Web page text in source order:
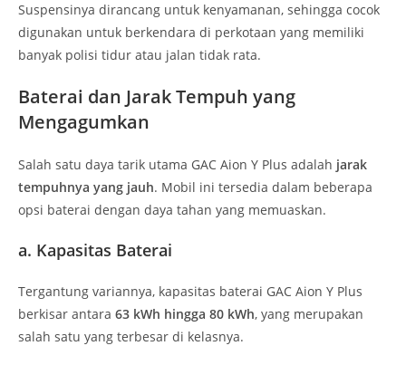
Suspensinya dirancang untuk kenyamanan, sehingga cocok
digunakan untuk berkendara di perkotaan yang memiliki
banyak polisi tidur atau jalan tidak rata.
Baterai dan Jarak Tempuh yang
Mengagumkan
Salah satu daya tarik utama GAC Aion Y Plus adalah jarak
tempuhnya yang jauh. Mobil ini tersedia dalam beberapa
opsi baterai dengan daya tahan yang memuaskan.
a. Kapasitas Baterai
Tergantung variannya, kapasitas baterai GAC Aion Y Plus
berkisar antara 63 kWh hingga 80 kWh, yang merupakan
salah satu yang terbesar di kelasnya.